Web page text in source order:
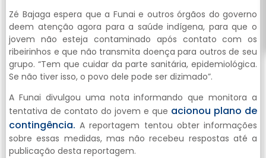
Zé Bajaga espera que a Funai e outros órgãos do governo
deem atenção agora para a saúde indígena, para que o
jovem não esteja contaminado após contato com os
ribeirinhos e que não transmita doença para outros de seu
grupo. “Tem que cuidar da parte sanitária, epidemiológica.
Se não tiver isso, o povo dele pode ser dizimado”.
A Funai divulgou uma nota informando que monitora a
tentativa de contato do jovem e que acionou plano de
contingência. A reportagem tentou obter informações
sobre essas medidas, mas não recebeu respostas até a
publicação desta reportagem.